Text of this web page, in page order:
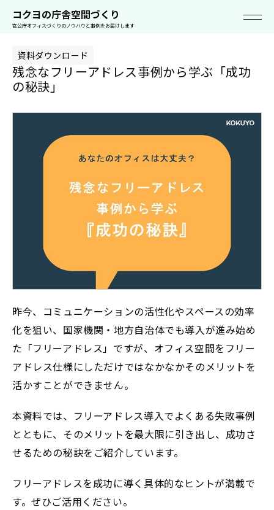
例 ョン
ィス
ー
って!?
コクヨの庁舎空間づくり
官公庁オフィスづくりのノウハウと事例をお届けします
資料ダウンロード
残念なフリーアドレス事例から学ぶ「成功
の秘訣」
昨今、コミュニケーションの活性化やスペースの効率
化を狙い、国家機関・地方自治体でも導入が進み始め
た「フリーアドレス」ですが、オフィス空間をフリー
アドレス仕様にしただけではなかなかそのメリットを
活かすことができません。
本資料では、フリーアドレス導入でよくある失敗事例
とともに、そのメリットを最大限に引き出し、成功さ
せるための秘訣をご紹介しています。
フリーアドレスを成功に導く具体的なヒントが満載で
す。ぜひご活用ください。